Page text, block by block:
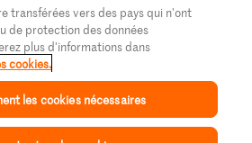
coopératives Migros
transférées vers des pays qui n'ont
de protection des données
plus d'informations dans
cookies.
les cookies nécessaires